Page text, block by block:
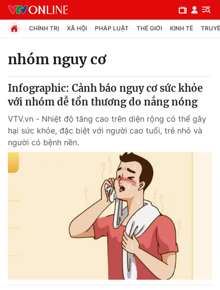
Chuyên mục
Chính trị
Xã hội
Pháp luật
Tin tức
Thị trường
CHÍNH TRỊ XÃ HỘI PHÁP LUẬT THẾ GIỚI KINH TẾ
nhóm nguy cơ
Infographic: Cảnh báo nguy cơ sức khỏe
với nhóm dễ tổn thương do nắng nóng
VTV.vn - Nhiệt độ tăng cao trên diện rộng có thể gây
hại sức khỏe, đặc biệt với người cao tuổi, trẻ nhỏ và
người có bệnh nền.